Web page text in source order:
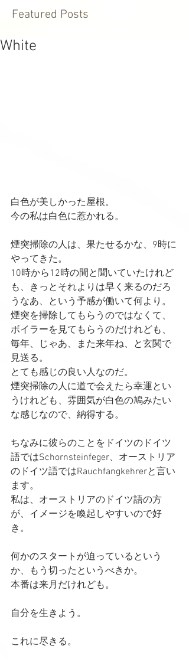
Featured Posts
White
白色が美しかった屋根。
今の私は白色に惹かれる。
煙突掃除の人は、果たせるかな、9時に
やってきた。
10時から12時の間と聞いていたけれど
も、きっとそれよりは早く来るのだろ
うなあ、という予感が働いて何より。
煙突を掃除してもらうのではなくて、
ボイラーを見てもらうのだけれども、
毎年、じゃあ、また来年ね、と玄関で
見送る。
とても感じの良い人なのだ。
煙突掃除の人に道で会えたら幸運とい
うけれども、雰囲気が白色の鳩みたい
な感じなので、納得する。
ちなみに彼らのことをドイツのドイツ
語ではSchornsteinfeger、オーストリア
のドイツ語ではRauchfangkehrerと言い
ます。
私は、オーストリアのドイツ語の方
が、イメージを喚起しやすいので好
き。
何かのスタートが迫っているという
か、もう切ったというべきか。
本番は来月だけれども。
自分を生きよう。
これに尽きる。